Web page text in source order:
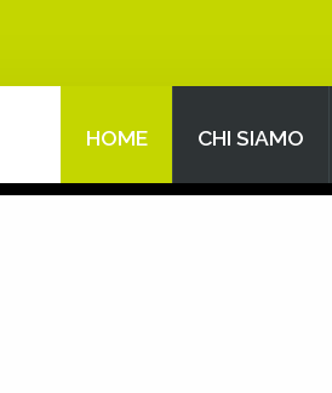
Searchour
HOME CHI SIAMO